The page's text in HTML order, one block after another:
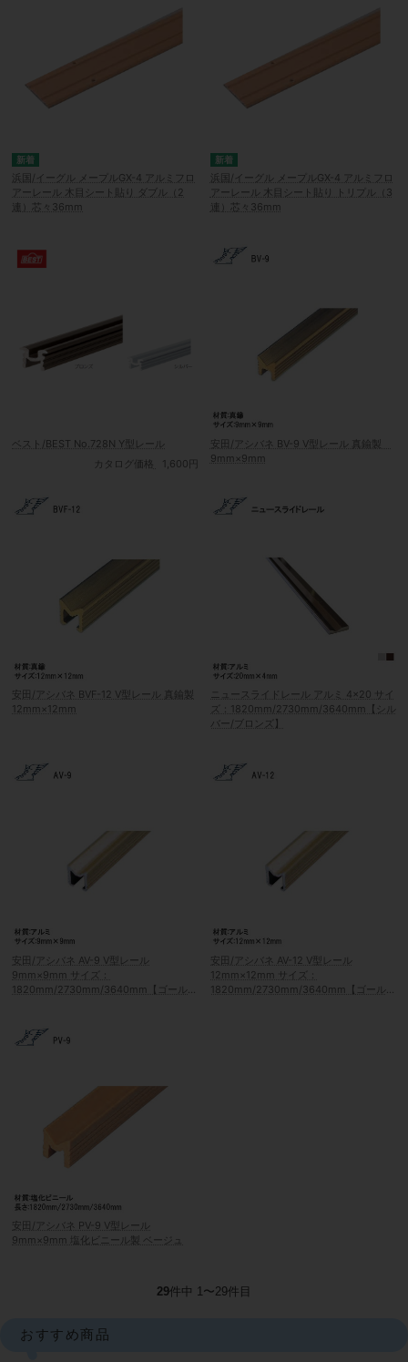
浜国/イーグル メープルGX-4 アルミフロ
アーレール 木目シート貼り ダブル（2
連）芯々36mm
浜国/イーグル メープルGX-4 アルミフロ
アーレール 木目シート貼り トリプル（3
連）芯々36mm
ベスト/BEST No.728N Y型レール
カタログ価格
1,600円
安田/アシバネ BV-9 V型レール 真鍮製
9mm×9mm
安田/アシバネ BVF-12 V型レール 真鍮製
12mm×12mm
ニュースライドレール アルミ 4×20 サイ
ズ：1820mm/2730mm/3640mm【シル
バー/ブロンズ】
安田/アシバネ AV-9 V型レール
9mm×9mm サイズ：
1820mm/2730mm/3640mm【ゴール
安田/アシバネ AV-12 V型レール
12mm×12mm サイズ：
1820mm/2730mm/3640mm【ゴール
安田/アシバネ PV-9 V型レール
9mm×9mm 塩化ビニール製 ベージュ
29件中 1〜29件目
おすすめ商品